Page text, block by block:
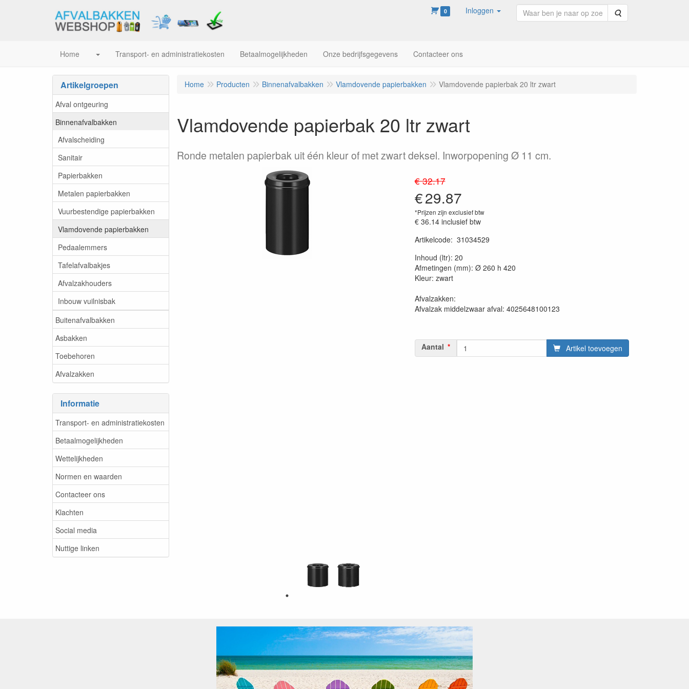
0 Inloggen Zoeken
Home Transport- en administratiekosten Betaalmogelijkheden Onze bedrijfsgegevens Contacteer ons
Artikelgroepen
Afval ontgeuring
Binnenafvalbakken
Afvalscheiding
Sanitair
Papierbakken
Metalen papierbakken
Vuurbestendige papierbakken
Vlamdovende papierbakken
Pedaalemmers
Tafelafvalbakjes
Afvalzakhouders
Inbouw vuilnisbak
Buitenafvalbakken
Asbakken
Toebehoren
Afvalzakken
Informatie
Transport- en administratiekosten
Betaalmogelijkheden
Wettelijkheden
Normen en waarden
Contacteer ons
Klachten
Social media
Nuttige linken
Home Producten Binnenafvalbakken Vlamdovende papierbakken Vlamdovende papierbak 20 ltr zwart
Vlamdovende papierbak 20 ltr zwart
Ronde metalen papierbak uit één kleur of met zwart deksel. Inworpopening Ø 11 cm.
€ 32.17
€29.87
*Prijzen zijn exclusief btw
€ 36.14 inclusief btw
Artikelcode: 31034529
Inhoud (ltr): 20
Afmetingen (mm): Ø 260 h 420
Kleur: zwart
Afvalzakken:
Afvalzak middelzwaar afval: 4025648100123
Aantal Artikel toevoegen